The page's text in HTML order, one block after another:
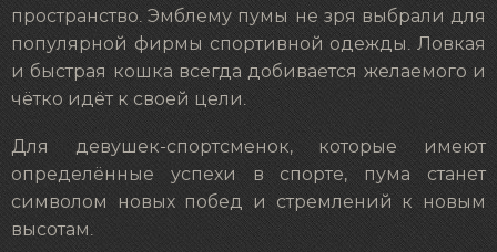
пространство. Эмблему пумы не зря выбрали для
популярной фирмы спортивной одежды. Ловкая
и быстрая кошка всегда добивается желаемого и
чётко идёт к своей цели.
Для девушек-спортсменок, которые имеют
определённые успехи в спорте, пума станет
символом новых побед и стремлений к новым
высотам.